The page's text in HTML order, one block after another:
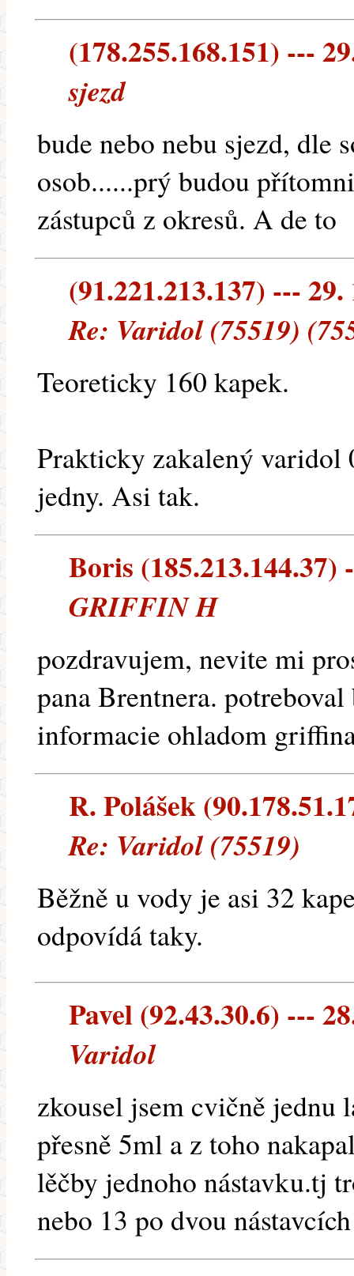
(178.255.168.151) ---
sjezd
bude nebo nebu sjezd, dle
osob......prý budou
zástupců z okresů. A de to
(91.221.213.137) --- 29.
Re: Varidol (75519)
Teoreticky 160 kapek.
Prakticky zakalený varidol
jedny. Asi tak.
Boris (185.213.144.37)
GRIFFIN H
pozdravujem, nevite mi
pana Brentnera.
informacie ohladom
R. Polášek
Re: Varidol (75519)
Běžně u vody je asi 32
odpovídá taky.
Pavel (92.43.30.6) ---
Varidol
zkousel jsem cvičně
přesně 5ml a z toho
lěčby jednoho nástavku.tj
nebo 13 po dvou nástavcích